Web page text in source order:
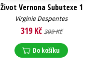
Život Vernona Subutexe 1
Virginie Despentes
319 Kč 399 Kč
Do košíku